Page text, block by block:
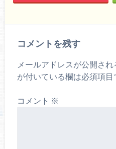
コメントを残す
メールアドレスが公開され
が付いている欄は必須項目
コメント ※